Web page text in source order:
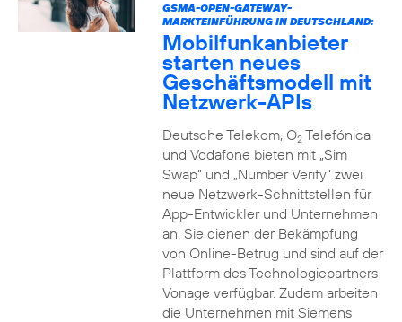
GSMA-OPEN-GATEWAY-
MARKTEINFÜHRUNG IN DEUTSCHLAND:
Mobilfunkanbieter
starten neues
Geschäftsmodell mit
Netzwerk-APIs
Deutsche Telekom, O2Telefónica
und Vodafone bieten mit „Sim
Swap“ und „Number Verify“ zwei
neue Netzwerk-Schnittstellen für
App-Entwickler und Unternehmen
an. Sie dienen der Bekämpfung
von Online-Betrug und sind auf der
Plattform des Technologiepartners
Vonage verfügbar. Zudem arbeiten
die Unternehmen mit Siemens